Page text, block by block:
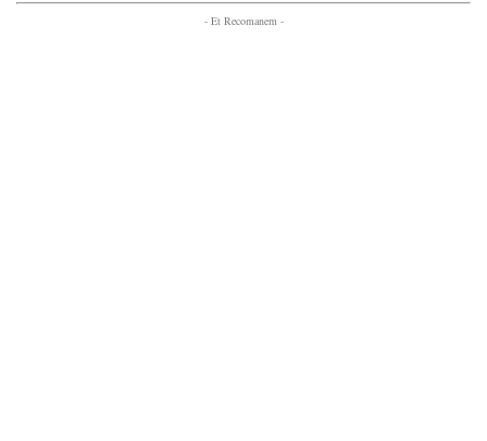
- Et Recomanem -